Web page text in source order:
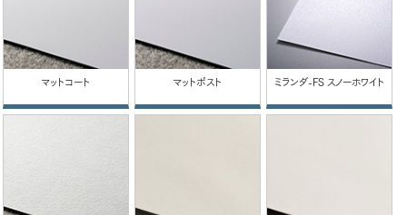
マットコート マットポスト ミランダ-FS スノーホワイト